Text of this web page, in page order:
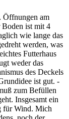
Öffnungen am
Boden ist mit 4
wie lange das
werden, was
Futterhaus
weder das
des Deckels
ist gut. -
zum Befüllen
Insgesamt ein
für Wind. Mich